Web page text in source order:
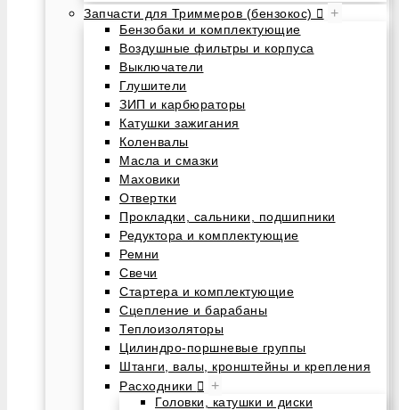
Запчасти для Триммеров (бензокос)
+
Бензобаки и комплектующие
Воздушные фильтры и корпуса
Выключатели
Глушители
ЗИП и карбюраторы
Катушки зажигания
Коленвалы
Масла и смазки
Маховики
Отвертки
Прокладки, сальники, подшипники
Редуктора и комплектующие
Ремни
Свечи
Стартера и комплектующие
Сцепление и барабаны
Теплоизоляторы
Цилиндро-поршневые группы
Штанги, валы, кронштейны и крепления
Расходники
+
Головки, катушки и диски